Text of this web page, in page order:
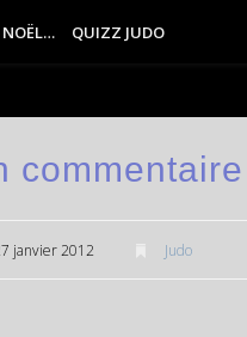
NOËL… QUIZZ JUDO
commentaire
janvier 2012 Judo